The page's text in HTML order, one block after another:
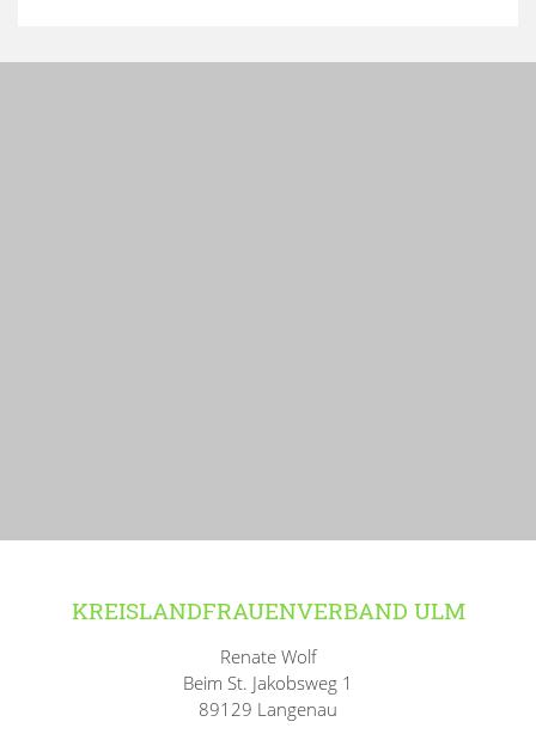
KREISLANDFRAUENVERBAND ULM
Renate Wolf
Beim St. Jakobsweg 1
89129 Langenau